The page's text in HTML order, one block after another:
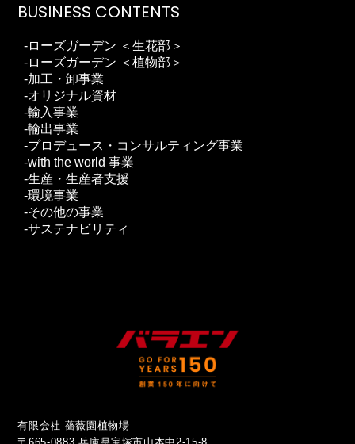
BUSINESS CONTENTS
ローズガーデン ＜生花部＞
ローズガーデン ＜植物部＞
加工・卸事業
オリジナル資材
輸入事業
輸出事業
プロデュース・コンサルティング事業
with the world 事業
生産・生産者支援
環境事業
その他の事業
サステナビリティ
有限会社 薔薇園植物場